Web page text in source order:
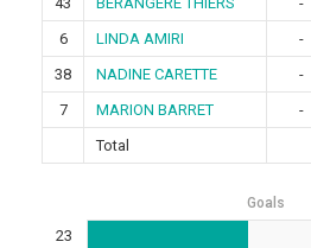
6
LINDA AMIRI -
38
NADINE CARETTE -
7
MARION BARRET -
Total
Goals
23